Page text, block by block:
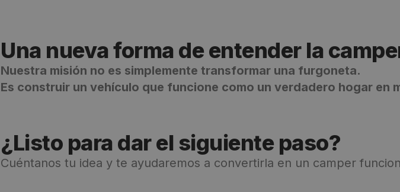
Una nueva forma de entender la
Nuestra misión no es simplemente transformar una furgoneta.
Es construir un vehículo que funcione como un verdadero hogar
¿Listo para dar el siguiente paso?
Cuéntanos tu idea y te ayudaremos a convertirla en un camper